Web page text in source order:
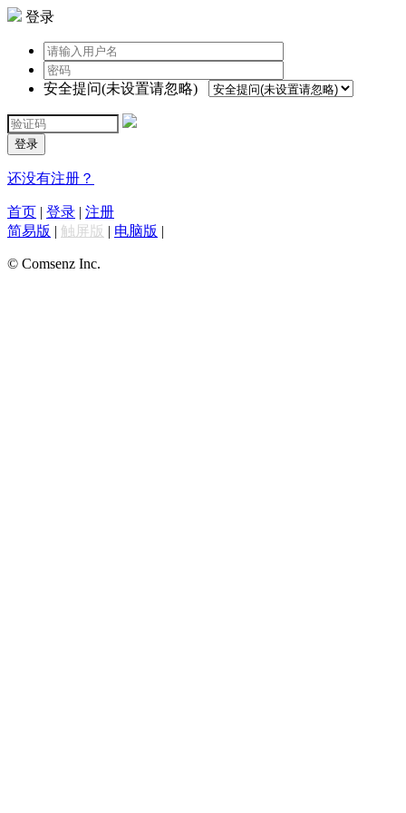
登录
安全提问(未设置请忽略)
登录
还没有注册？
首页 | 登录 | 注册
简易版 | 触屏版 | 电脑版 |
© Comsenz Inc.